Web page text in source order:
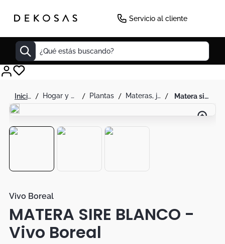
Servicio al cliente
¿Qué estás buscando?
hogar y decoración plantas materas, jarrones y floreros matera sire blanco - vivo boreal
Vivo Boreal
MATERA SIRE BLANCO -
Vivo Boreal
Decoracion
Cuadro
Sillas
Duvet
Botas